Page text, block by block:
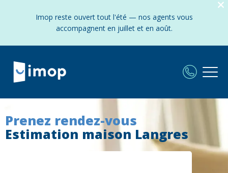
Imop reste ouvert tout l'été — nos agents vous
accompagnent en juillet et en août.
Prenez rendez-vous
Estimation maison Langres